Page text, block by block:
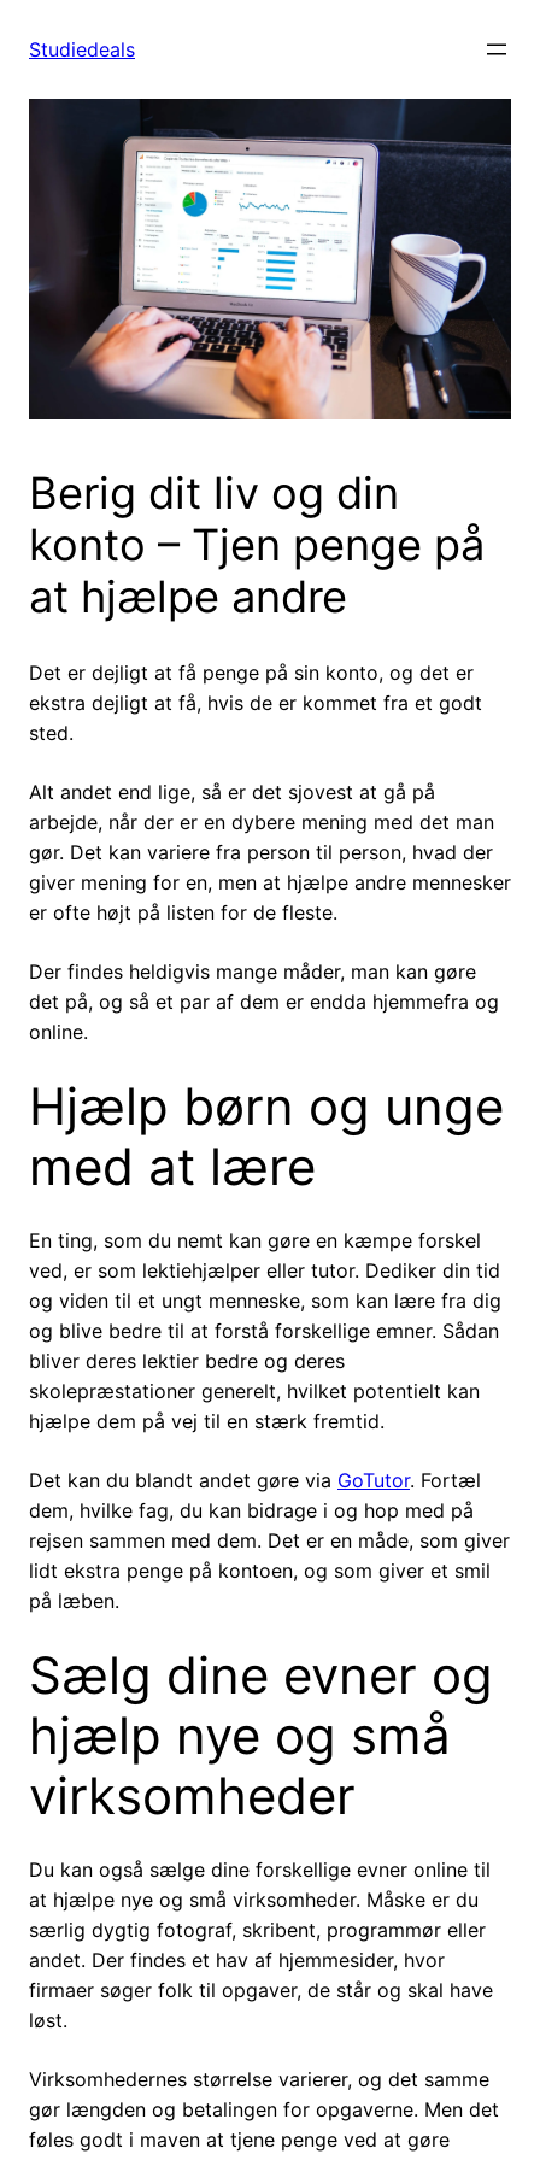
Studiedeals
Berig dit liv og din
konto – Tjen penge på
at hjælpe andre
Det er dejligt at få penge på sin konto, og det er
ekstra dejligt at få, hvis de er kommet fra et godt
sted.
Alt andet end lige, så er det sjovest at gå på
arbejde, når der er en dybere mening med det man
gør. Det kan variere fra person til person, hvad der
giver mening for en, men at hjælpe andre mennesker
er ofte højt på listen for de fleste.
Der findes heldigvis mange måder, man kan gøre
det på, og så et par af dem er endda hjemmefra og
online.
Hjælp børn og unge
med at lære
En ting, som du nemt kan gøre en kæmpe forskel
ved, er som lektiehjælper eller tutor. Dediker din tid
og viden til et ungt menneske, som kan lære fra dig
og blive bedre til at forstå forskellige emner. Sådan
bliver deres lektier bedre og deres
skolepræstationer generelt, hvilket potentielt kan
hjælpe dem på vej til en stærk fremtid.
Det kan du blandt andet gøre via GoTutor. Fortæl
dem, hvilke fag, du kan bidrage i og hop med på
rejsen sammen med dem. Det er en måde, som giver
lidt ekstra penge på kontoen, og som giver et smil
på læben.
Sælg dine evner og
hjælp nye og små
virksomheder
Du kan også sælge dine forskellige evner online til
at hjælpe nye og små virksomheder. Måske er du
særlig dygtig fotograf, skribent, programmør eller
andet. Der findes et hav af hjemmesider, hvor
firmaer søger folk til opgaver, de står og skal have
løst.
Virksomhedernes størrelse varierer, og det samme
gør længden og betalingen for opgaverne. Men det
føles godt i maven at tjene penge ved at gøre